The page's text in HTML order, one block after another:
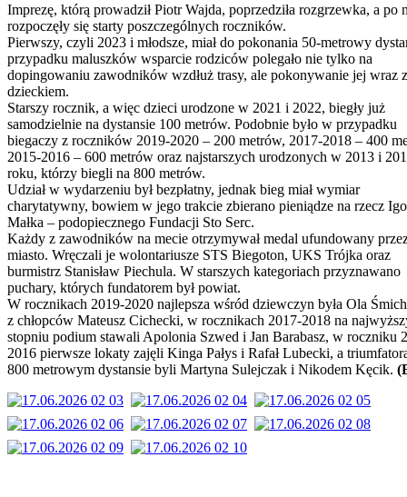
Imprezę, którą prowadził Piotr Wajda, poprzedziła rozgrzewka, a po
rozpoczęły się starty poszczególnych roczników.
Pierwszy, czyli 2023 i młodsze, miał do pokonania 50-metrowy
przypadku maluszków wsparcie rodziców polegało nie tylko na
dopingowaniu zawodników wzdłuż trasy, ale pokonywanie jej wraz z
dzieckiem.
Starszy rocznik, a więc dzieci urodzone w 2021 i 2022, biegły już
samodzielnie na dystansie 100 metrów. Podobnie było w przypadku
biegaczy z roczników 2019-2020 – 200 metrów, 2017-2018 – 400
2015-2016 – 600 metrów oraz najstarszych urodzonych w 2013 i
roku, którzy biegli na 800 metrów.
Udział w wydarzeniu był bezpłatny, jednak bieg miał wymiar
charytatywny, bowiem w jego trakcie zbierano pieniądze na rzecz
Małka – podopiecznego Fundacji Sto Serc.
Każdy z zawodników na mecie otrzymywał medal ufundowany
miasto. Wręczali je wolontariusze STS Biegoton, UKS Trójka oraz
burmistrz Stanisław Piechula. W starszych kategoriach przyznawano
puchary, których fundatorem był powiat.
W rocznikach 2019-2020 najlepsza wśród dziewczyn była Ola
z chłopców Mateusz Cichecki, w rocznikach 2017-2018 na
stopniu podium stawali Apolonia Szwed i Jan Barabasz, w roczniku
2016 pierwsze lokaty zajęli Kinga Pałys i Rafał Lubecki, a
800 metrowym dystansie byli Martyna Sulejczak i Nikodem Kęcik.